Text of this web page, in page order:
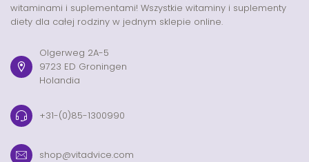
witaminami i suplementami! Wszystkie witaminy i suplementy
diety dla całej rodziny w jednym sklepie online.
Olgerweg 2A-5
9723 ED Groningen
Holandia
+31-(0)85-1300990
shop@vitadvice.com